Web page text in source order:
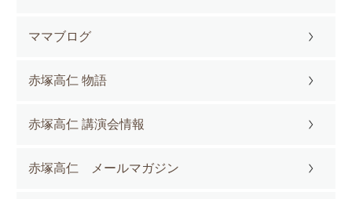
ママブログ
赤塚高仁 物語
赤塚高仁 講演会情報
赤塚高仁 メールマガジン